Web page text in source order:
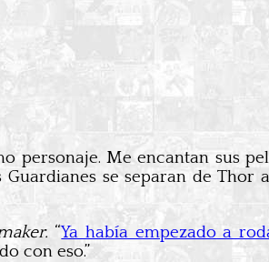
personaje. Me encantan sus
se separan de Thor
“Ya había empezado a
con eso.”